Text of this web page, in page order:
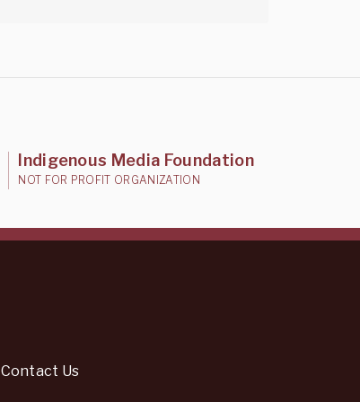
Indigenous Media Foundation
NOT FOR PROFIT ORGANIZATION
Contact Us